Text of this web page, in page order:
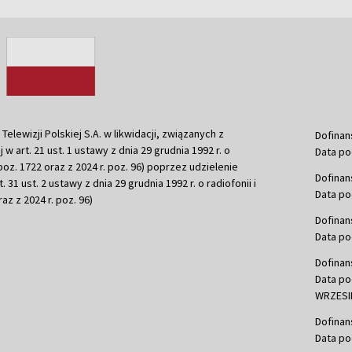
Polskiej S.A. w likwidacji, związanych z
art. 21 ust. 1 ustawy z dnia 29 grudnia 1992 r. o
1722 oraz z 2024 r. poz. 96) poprzez udzielenie
ust. 2 ustawy z dnia 29 grudnia 1992 r. o radiofonii i
z 2024 r. poz. 96)
Data
Data
Data
Data
Data